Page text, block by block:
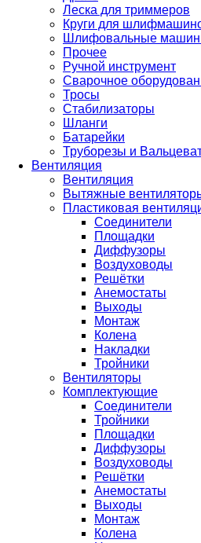
Леска для триммеров
Круги для
Шлифовальные
Прочее
Ручной инструмент
Сварочное
Тросы
Стабилизаторы
Шланги
Батарейки
Труборезы и
Вентиляция
Вентиляция
Вытяжные
Пластиковая
Соединители
Площадки
Диффузоры
Воздуховоды
Решётки
Анемостаты
Выходы
Монтаж
Колена
Накладки
Тройники
Вентиляторы
Комплектующие
Соединители
Тройники
Площадки
Диффузоры
Воздуховоды
Решётки
Анемостаты
Выходы
Монтаж
Колена